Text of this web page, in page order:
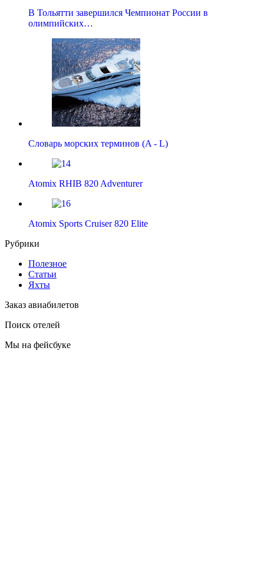
В Тольятти завершился Чемпионат России в
олимпийских…
Словарь морских терминов (A - L)
Atomix RHIB 820 Adventurer
Atomix Sports Cruiser 820 Elite
Рубрики
Полезное
Статьи
Яхты
Заказ авиабилетов
Поиск отелей
Мы на фейсбуке